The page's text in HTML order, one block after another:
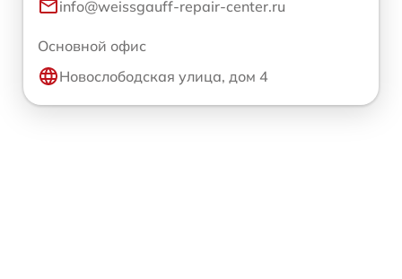
info@weissgauff-repair-center.ru
Основной офис
Новослободская улица, дом 4